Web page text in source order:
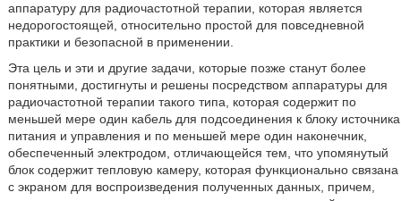
аппаратуру для радиочастотной терапии, которая является
недорогостоящей, относительно простой для повседневной
практики и безопасной в применении.
Эта цель и эти и другие задачи, которые позже станут более
понятными, достигнуты и решены посредством аппаратуры для
радиочастотной терапии такого типа, которая содержит по
меньшей мере один кабель для подсоединения к блоку источника
питания и управления и по меньшей мере один наконечник,
обеспеченный электродом, отличающейся тем, что упомянутый
блок содержит тепловую камеру, которая функционально связана
с экраном для воспроизведения полученных данных, причем,